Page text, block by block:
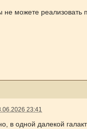
не можете реализовать
23:41
в одной далекой